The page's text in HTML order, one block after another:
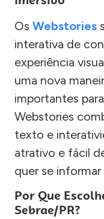
Os Webstories
interativa de
experiência
uma nova
importantes
Webstories
texto e
atrativo e fácil
quer se
Por Que
Sebrae/PR?